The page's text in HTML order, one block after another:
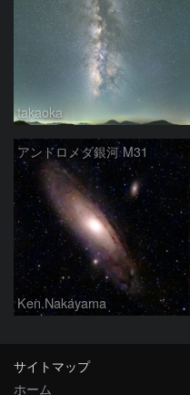
takaoka
アンドロメダ銀河 M31
Ken.Nakayama
サイトマップ
ホーム